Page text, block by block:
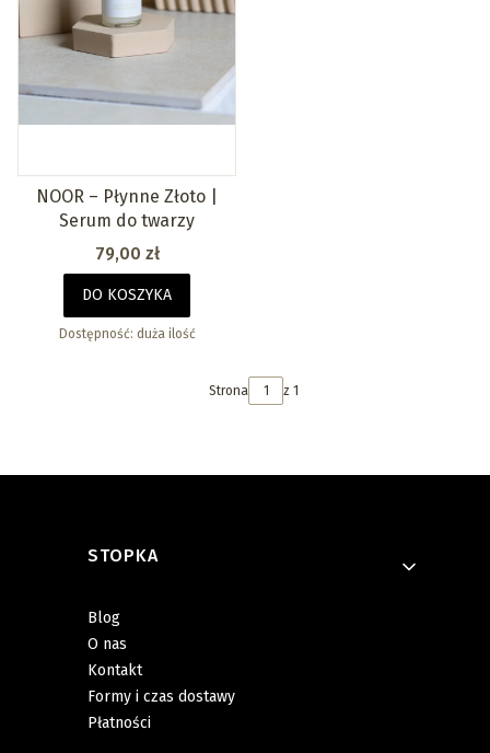
NOOR – Płynne Złoto |
Serum do twarzy
Cena
79,00 zł
DO KOSZYKA
Dostępność: duża ilość
Strona z 1
Linki w stopce
STOPKA
Blog
O nas
Kontakt
Formy i czas dostawy
Płatności